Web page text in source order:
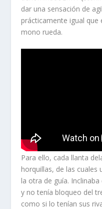
dar una sensación de
prácticamente igual
mono rueda.
Para ello, cada llanta
horquillas, de las cuales
la otra de guía.
y no tenía bloqueo del
como si lo tenían sus